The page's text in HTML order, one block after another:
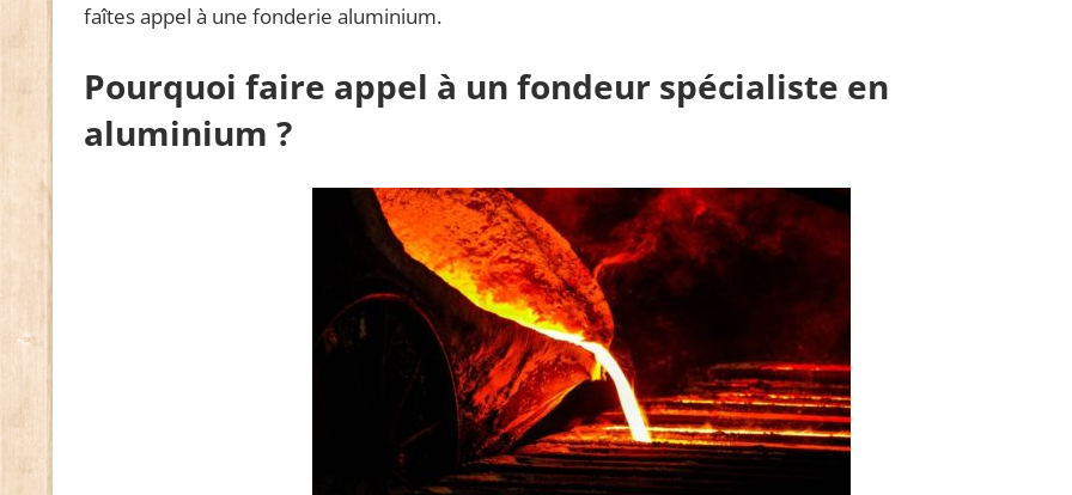
faîtes appel à une fonderie aluminium.
Pourquoi faire appel à un fondeur spécialiste en
aluminium ?